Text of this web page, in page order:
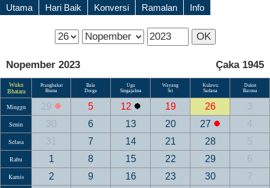
Utama Hari Baik Konversi Ramalan Info
Nopember 2023 Çaka 1945
Wuku
Bhatara
Prangbakat
Bisma
Bala
Durga
Ugu
Singajalma
Wayang
Sri
Kulawu
Sadana
Dukut
Baruna
Minggu 29 5 12 19 26 3
Senin 30 6 13 20 27 4
Selasa 31 7 14 21 28 5
Rabu 1 8 15 22 29 6
Kamis 2 9 16 23 30 7